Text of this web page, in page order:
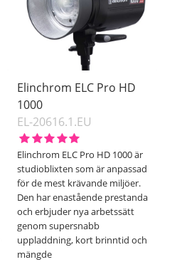
Elinchrom ELC Pro HD
1000
EL-20616.1.EU
Elinchrom ELC Pro HD 1000 är
studioblixten som är anpassad
för de mest krävande miljöer.
Den har enastående prestanda
och erbjuder nya arbetssätt
genom supersnabb
uppladdning, kort brinntid och
mängde